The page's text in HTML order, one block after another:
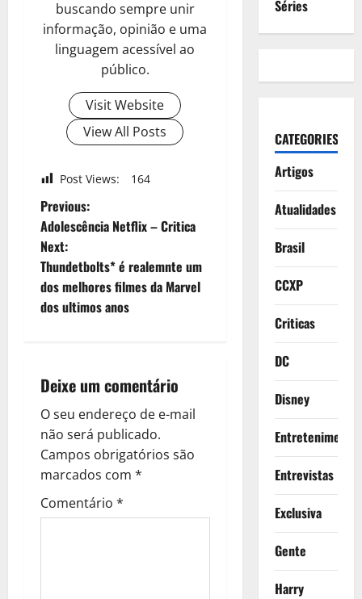
buscando sempre unir
informação, opinião e uma
linguagem acessível ao
público.
Visit Website
View All Posts
Post Views: 164
P
o
s
t
a
v
i
g
a
Previous:
Adolescência Netflix – Critica
Next:
Thundetbolts* é realemnte um
dos melhores filmes da Marvel
dos ultimos anos
Deixe um comentário
O seu endereço de e-mail
não será publicado.
Campos obrigatórios são
marcados com *
Comentário *
Séries
CATEGORIES
Artigos
Atualidades
Brasil
CCXP
Criticas
DC
Disney
Entretenimento
Entrevistas
Exclusiva
Gente
Harry